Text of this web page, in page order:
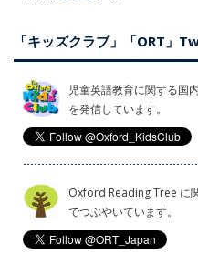
「キッズクラブ」「ORT」
児童英語教育に関する国
を発信しています。
Oxford Reading Tree に
でつぶやいています。